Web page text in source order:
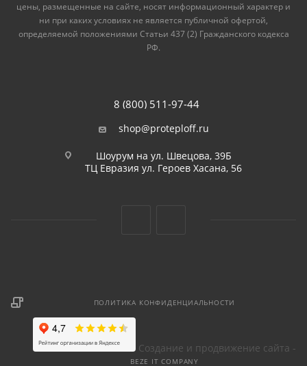
цены, размещенные на сайте, носят информационный характер и
ни при каких условиях не является публичной офертой,
определяемой положениями Статьи 437 (2) Гражданского кодекса
РФ.
8 (800) 511-97-44
shop@proteploff.ru
Шоурум на ул. Швецова, 39Б
ТЦ Евразия ул. Героев Хасана, 56
ПОЛИТИКА КОНФИДЕНЦИАЛЬНОСТИ
Создание и продвижение сайта -
BEZE IT COMPANY